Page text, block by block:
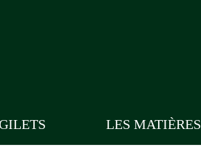
LES MATIÈRES